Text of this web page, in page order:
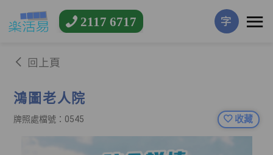
2117 6717 字
回上頁
鴻圖老人院
牌照處檔號：0545 收藏